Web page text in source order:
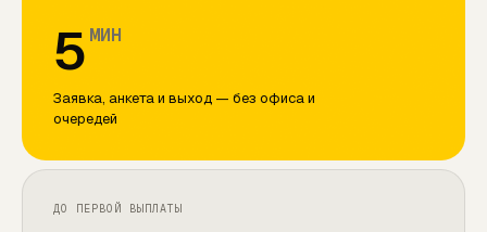
5 МИН
Заявка, анкета и выход — без офиса и
очередей
ДО ПЕРВОЙ ВЫПЛАТЫ